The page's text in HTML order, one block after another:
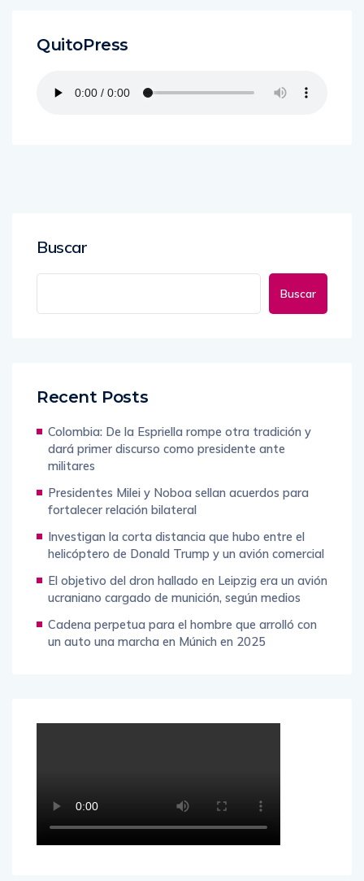
QuitoPress
Buscar
Buscar
Recent Posts
Colombia: De la Espriella rompe otra tradición y
dará primer discurso como presidente ante
militares
Presidentes Milei y Noboa sellan acuerdos para
fortalecer relación bilateral
Investigan la corta distancia que hubo entre el
helicóptero de Donald Trump y un avión comercial
El objetivo del dron hallado en Leipzig era un avión
ucraniano cargado de munición, según medios
Cadena perpetua para el hombre que arrolló con
un auto una marcha en Múnich en 2025